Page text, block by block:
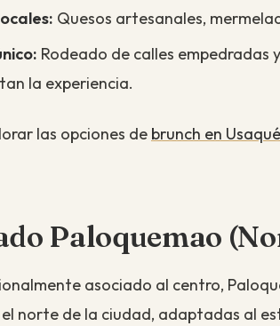
Quesos artesanales,
Rodeado de calles empedradas
la experiencia.
las opciones de brunch en
Paloquemao
asociado al centro,
norte de la ciudad, adaptadas al